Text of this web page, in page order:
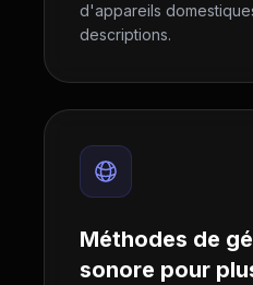
d'appareils
descriptions.
Méthodes de
sonore pour